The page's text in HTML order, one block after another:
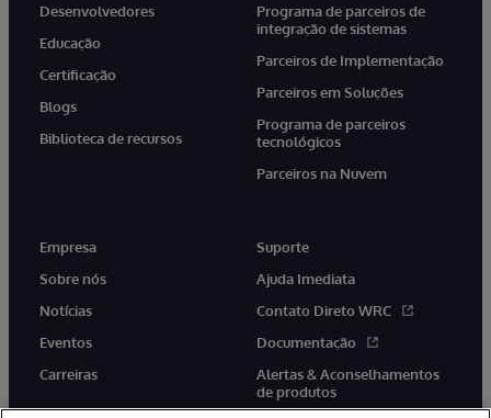
Desenvolvedores
Educação
Certificação
Blogs
Biblioteca de recursos
Programa de parceiros de
integração de sistemas
Parceiros de Implementação
Parceiros em Soluções
Programa de parceiros
tecnológicos
Parceiros na Nuvem
Empresa
Sobre nós
Notícias
Eventos
Carreiras
Suporte
Ajuda Imediata
Contato Direto WRC
Documentação
Alertas & Aconselhamentos
de produtos